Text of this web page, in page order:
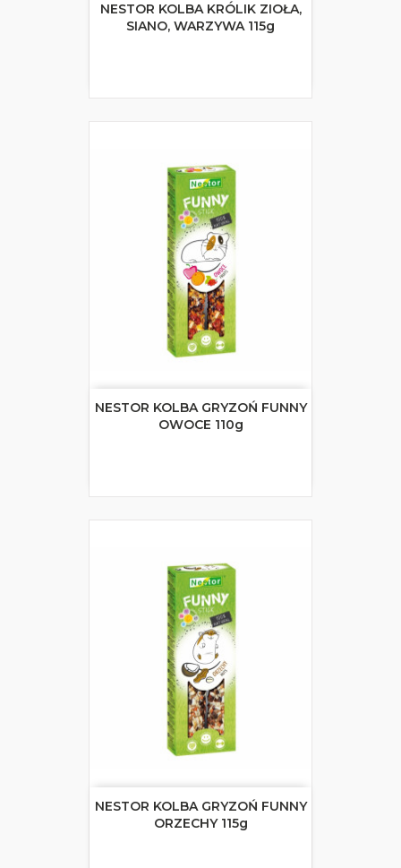
NESTOR KOLBA KRÓLIK ZIOŁA,
SIANO, WARZYWA 115g
NESTOR KOLBA GRYZOŃ FUNNY
OWOCE 110g
NESTOR KOLBA GRYZOŃ FUNNY
ORZECHY 115g